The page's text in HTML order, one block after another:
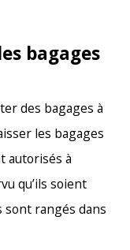
bagages
des bagages à
les bagages
autorisés à
qu’ils soient
sont rangés dans